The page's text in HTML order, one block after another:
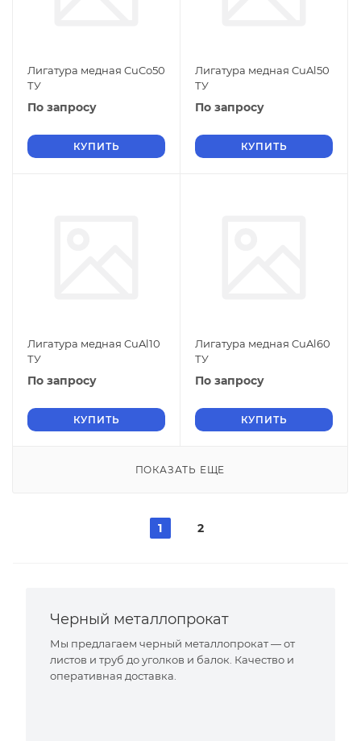
Лигатура медная CuCo50
ТУ
По запросу
КУПИТЬ
Лигатура медная CuAl50
ТУ
По запросу
КУПИТЬ
Лигатура медная CuAl10
ТУ
По запросу
КУПИТЬ
Лигатура медная CuAl60
ТУ
По запросу
КУПИТЬ
ПОКАЗАТЬ ЕЩЕ
1 2
Черный металлопрокат
Мы предлагаем черный металлопрокат — от
листов и труб до уголков и балок. Качество и
оперативная доставка.